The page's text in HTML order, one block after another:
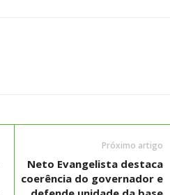
Próximo artigo
Neto Evangelista destaca
coerência do governador e